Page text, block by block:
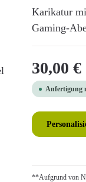
Karikatur
Gaming-
Regulärer
30,00 €
Anfertigung
**Aufgrund von